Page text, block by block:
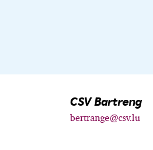
CSV Bartreng
bertrange@csv.lu